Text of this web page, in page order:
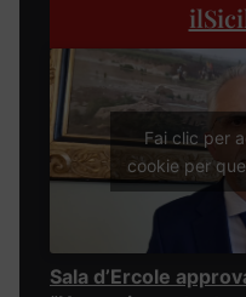
Fai clic per
cookie per
Sala d’Ercole